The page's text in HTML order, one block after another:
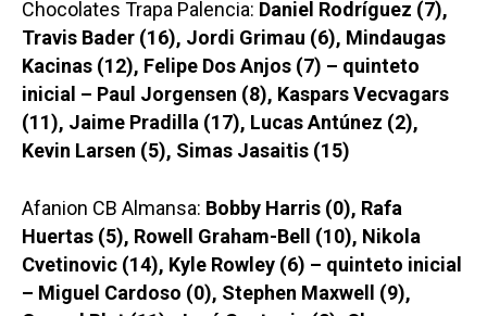
Chocolates Trapa Palencia: Daniel Rodríguez (7),
Travis Bader (16), Jordi Grimau (6), Mindaugas
Kacinas (12), Felipe Dos Anjos (7) – quinteto
inicial – Paul Jorgensen (8), Kaspars Vecvagars
(11), Jaime Pradilla (17), Lucas Antúnez (2),
Kevin Larsen (5), Simas Jasaitis (15)
Afanion CB Almansa: Bobby Harris (0), Rafa
Huertas (5), Rowell Graham-Bell (10), Nikola
Cvetinovic (14), Kyle Rowley (6) – quinteto inicial
– Miguel Cardoso (0), Stephen Maxwell (9),